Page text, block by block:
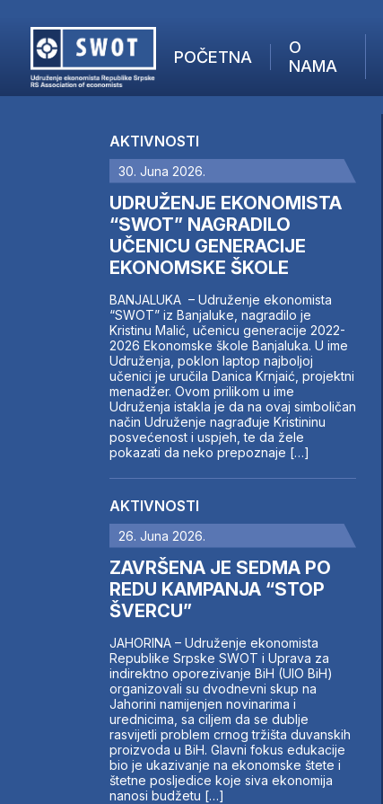
POČETNA
O
NAMA
AKTUELNO
ANALIZE
KOMPANIJE
FINANSIJE
IZ STRANIH MEDIJA
AKTIVNOSTI
SWOT INTERVJU
UČLANI SE
KONTAKT
AKTIVNOSTI
30. Juna 2026.
UDRUŽENJE EKONOMISTA
“SWOT” NAGRADILO
UČENICU GENERACIJE
EKONOMSKE ŠKOLE
BANJALUKA – Udruženje ekonomista
“SWOT” iz Banjaluke, nagradilo je
Kristinu Malić, učenicu generacije 2022-
2026 Ekonomske škole Banjaluka. U ime
Udruženja, poklon laptop najboljoj
učenici je uručila Danica Krnjaić, projektni
menadžer. Ovom prilikom u ime
Udruženja istakla je da na ovaj simboličan
način Udruženje nagrađuje Kristininu
posvećenost i uspjeh, te da žele
pokazati da neko prepoznaje […]
AKTIVNOSTI
26. Juna 2026.
ZAVRŠENA JE SEDMA PO
REDU KAMPANJA “STOP
ŠVERCU”
JAHORINA – Udruženje ekonomista
Republike Srpske SWOT i Uprava za
indirektno oporezivanje BiH (UIO BiH)
organizovali su dvodnevni skup na
Jahorini namijenjen novinarima i
urednicima, sa ciljem da se dublje
rasvijetli problem crnog tržišta duvanskih
proizvoda u BiH. Glavni fokus edukacije
bio je ukazivanje na ekonomske štete i
štetne posljedice koje siva ekonomija
nanosi budžetu […]